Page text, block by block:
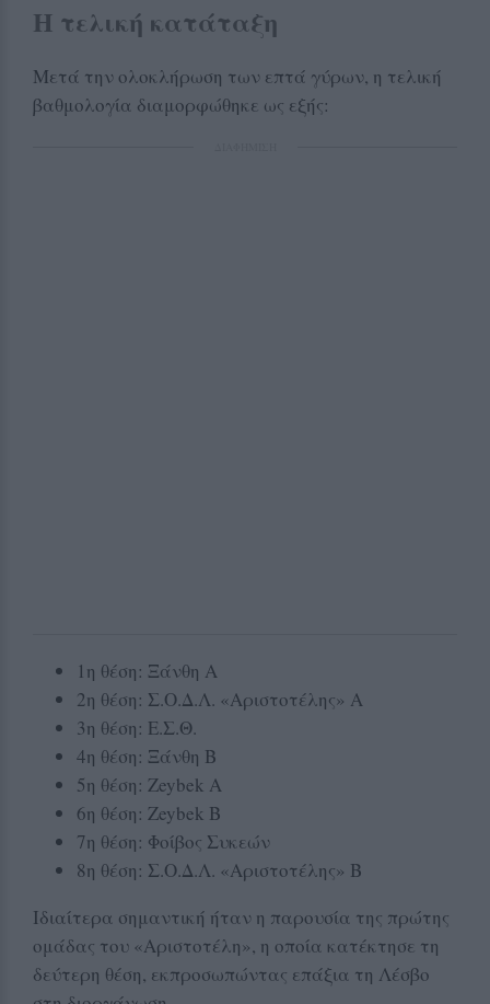
Η τελική κατάταξη
Μετά την ολοκλήρωση των επτά γύρων, η τελική
βαθμολογία διαμορφώθηκε ως εξής:
1η θέση: Ξάνθη Α
2η θέση: Σ.Ο.Δ.Λ. «Αριστοτέλης» Α
3η θέση: Ε.Σ.Θ.
4η θέση: Ξάνθη Β
5η θέση: Zeybek A
6η θέση: Zeybek B
7η θέση: Φοίβος Συκεών
8η θέση: Σ.Ο.Δ.Λ. «Αριστοτέλης» Β
Ιδιαίτερα σημαντική ήταν η παρουσία της πρώτης
ομάδας του «Αριστοτέλη», η οποία κατέκτησε τη
δεύτερη θέση, εκπροσωπώντας επάξια τη Λέσβο